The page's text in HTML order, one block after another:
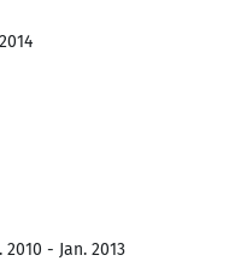
- Jan. 2013